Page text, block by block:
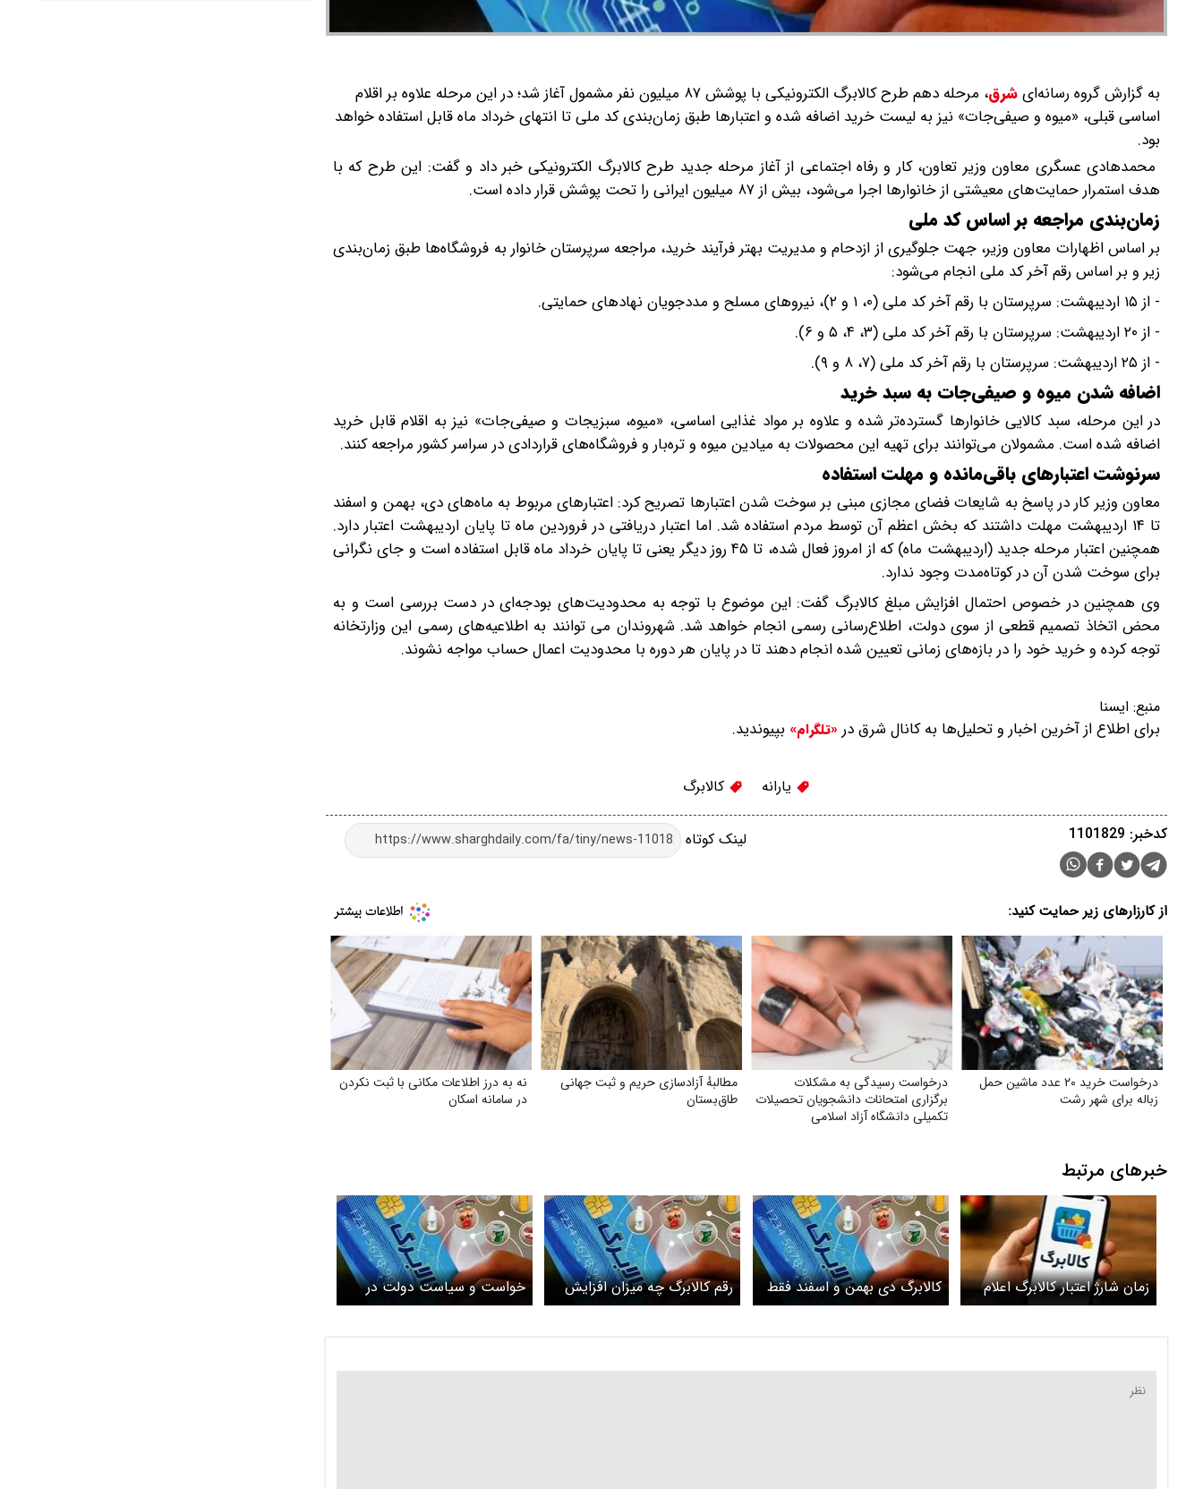
به گزارش گروه رسانه‌ایشرق،
مرحله دهم طرح کالابرگ الکترونیکی با پوشش ۸۷ میلیون نفر مشمول آغاز شد؛ در این مرحله علاوه بر اقلام
اساسی قبلی، «میوه و صیفی‌جات» نیز به لیست خرید اضافه شده و اعتبار‌ها طبق زمان‌بندی کد ملی تا انتهای خرداد ماه قابل استفاده خواهد
بود.
محمدهادی عسگری معاون وزیر تعاون، کار و رفاه اجتماعی از آغاز مرحله جدید طرح کالابرگ الکترونیکی خبر داد و گفت: این طرح که با
هدف استمرار حمایت‌های معیشتی از خانوار‌ها اجرا می‌شود، بیش از ۸۷ میلیون ایرانی را تحت پوشش قرار داده است.
زمان‌بندی مراجعه بر اساس کد ملی
بر اساس اظهارات معاون وزیر، جهت جلوگیری از ازدحام و مدیریت بهتر فرآیند خرید، مراجعه سرپرستان خانوار به فروشگاه‌ها طبق زمان‌بندی
زیر و بر اساس رقم آخر کد ملی انجام می‌شود:
- از ۱۵ اردیبهشت: سرپرستان با رقم آخر کد ملی (۰، ۱ و ۲)، نیرو‌های مسلح و مددجویان نهاد‌های حمایتی.
- از ۲۰ اردیبهشت: سرپرستان با رقم آخر کد ملی (۳، ۴، ۵ و ۶).
- از ۲۵ اردیبهشت: سرپرستان با رقم آخر کد ملی (۷، ۸ و ۹).
اضافه شدن میوه و صیفی‌جات به سبد خرید
در این مرحله، سبد کالایی خانوار‌ها گسترده‌تر شده و علاوه بر مواد غذایی اساسی، «میوه، سبزیجات و صیفی‌جات» نیز به اقلام قابل خرید
اضافه شده است. مشمولان می‌توانند برای تهیه این محصولات به میادین میوه و تره‌بار و فروشگاه‌های قراردادی در سراسر کشور مراجعه کنند.
سرنوشت اعتبار‌های باقی‌مانده و مهلت استفاده
معاون وزیر کار در پاسخ به شایعات فضای مجازی مبنی بر سوخت شدن اعتبار‌ها تصریح کرد: اعتبار‌های مربوط به ماه‌های دی، بهمن و اسفند
تا ۱۴ اردیبهشت مهلت داشتند که بخش اعظم آن توسط مردم استفاده شد. اما اعتبار دریافتی در فروردین ماه تا پایان اردیبهشت اعتبار دارد.
همچنین اعتبار مرحله جدید (اردیبهشت ماه) که از امروز فعال شده، تا ۴۵ روز دیگر یعنی تا پایان خرداد ماه قابل استفاده است و جای نگرانی
برای سوخت شدن آن در کوتاه‌مدت وجود ندارد.
وی همچنین در خصوص احتمال افزایش مبلغ کالابرگ گفت: این موضوع با توجه به محدودیت‌های بودجه‌ای در دست بررسی است و به
محض اتخاذ تصمیم قطعی از سوی دولت، اطلاع‌رسانی رسمی انجام خواهد شد. شهروندان می توانند به اطلاعیه‌های رسمی این وزارتخانه
توجه کرده و خرید خود را در بازه‌های زمانی تعیین شده انجام دهند تا در پایان هر دوره با محدودیت اعمال حساب مواجه نشوند.
منبع: ایسنا
برای اطلاع از آخرین اخبار و تحلیل‌ها به کانال شرق در «تلگرام» بپیوندید.
یارانه کالابرگ
لینک کوتاه کدخبر: 1101829
از کارزارهای زیر حمایت کنید:
درخواست خرید ۲۰ عدد ماشین حمل
زباله برای شهر رشت
درخواست رسیدگی به مشکلات
برگزاری امتحانات دانشجویان تحصیلات
تکمیلی دانشگاه آزاد اسلامی
مطالبهٔ آزادسازی حریم و ثبت جهانی
طاق‌بستان
نه به درز اطلاعات مکانی با ثبت نکردن
در سامانه اسکان
خبرهای مرتبط
زمان شارژ اعتبار کالابرگ اعلام
شد+ جزییات
کالابرگ دی بهمن و اسفند فقط
تا فردا ۱۴ اردیبهشت مهلت دارد
رقم کالابرگ چه میزان افزایش
پیدا خواهد کرد؟
خواست و سیاست دولت در
جهت افزایش مبلغ کالابرگ